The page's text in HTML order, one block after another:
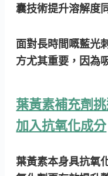
囊技術提升溶解度
面對長時間嘅藍光
方尤其重要，因為
葉黃素補充劑
加入抗氧化成分
葉黃素本身具抗氧